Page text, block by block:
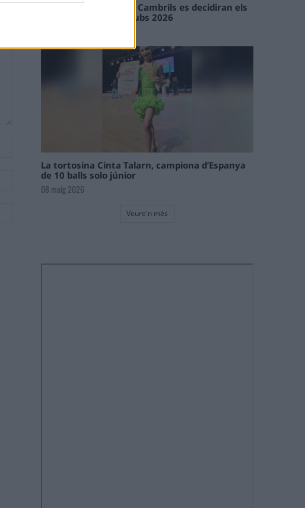
En les tirades de Flix i Cambrils es decidiran els
campions de l’Interclubs 2026
La tortosina Cinta Talarn, campiona d’Espanya
de 10 balls solo júnior
08 maig 2026
Veure'n més